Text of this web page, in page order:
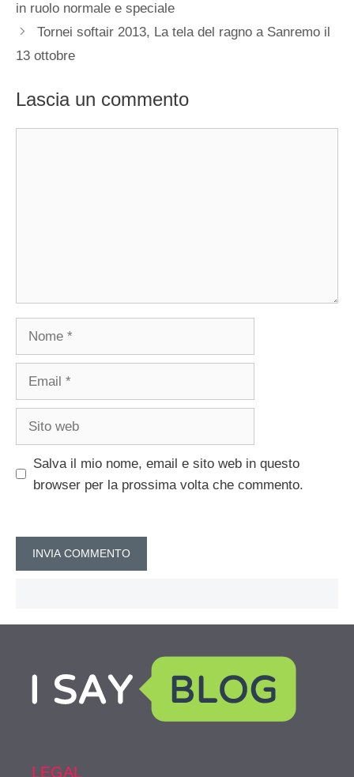
in ruolo normale e speciale
Tornei softair 2013, La tela del ragno a Sanremo il
13 ottobre
Lascia un commento
Nome
Email
Sito
Salva il mio nome, email e sito web in questo
browser per la prossima volta che commento.
LEGAL